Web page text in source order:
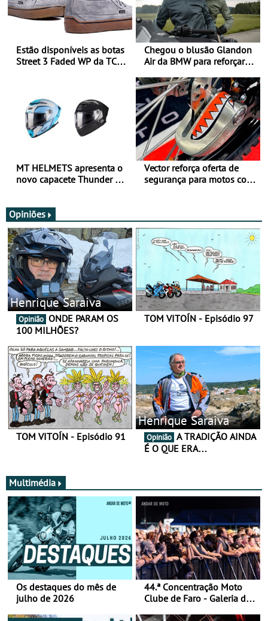
Estão disponíveis as botas
Street 3 Faded WP da TCX
Chegou o blusão Glandon
Air da BMW para reforçar
verão
MT HELMETS apresenta o
novo capacete Thunder 4 R
Vector reforça oferta de
segurança para motos com
Opiniões
Henrique Saraiva
Opinião
100 MILHÕES?
TOM VITOÍN - Episódio 97
TOM VITOÍN - Episódio 91
Henrique Saraiva
Opinião
É O QUE ERA…
Multimédia
Os destaques do mês de
julho de 2026
44.ª Concentração Moto
Clube de Faro - Galeria de